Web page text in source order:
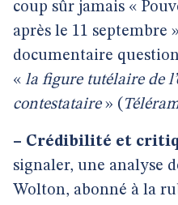
coup sûr jamais «
après le 11 septembre
documentaire
« la figure tutélaire de
contestataire» (
– Crédibilité et
signaler, une analyse
Wolton, abonné à la